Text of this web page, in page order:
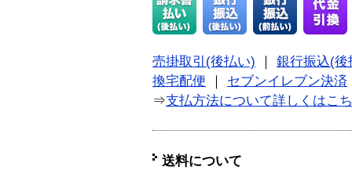
売掛取引(後払い)
銀行振込(後
換宅配便
セブンイレブン決済
⇒支払方法について詳しくはこ
送料について